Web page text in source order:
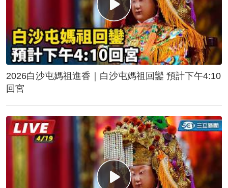
2026白沙屯媽祖進香｜白沙屯媽祖回鑾 預計下午4:10
回宮